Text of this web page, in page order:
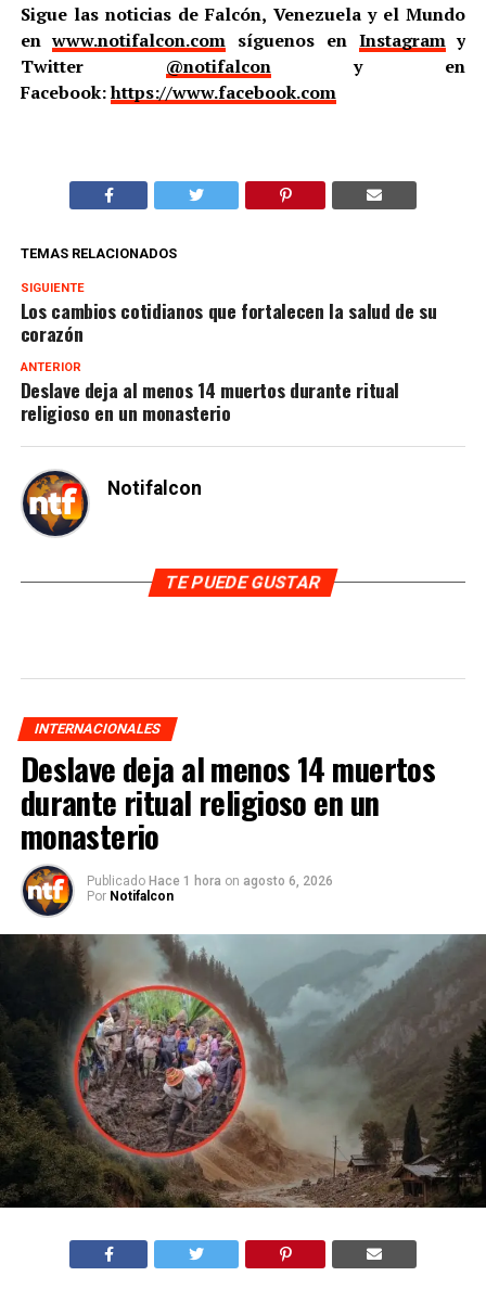
Sigue las noticias de Falcón, Venezuela y el Mundo
enwww.notifalcon.com síguenos en Instagramy
Twitter @notifalcony en
Facebook:https://www.facebook.com
TEMAS RELACIONADOS
SIGUIENTE
Los cambios cotidianos que fortalecen la salud de su
corazón
ANTERIOR
Deslave deja al menos 14 muertos durante ritual
religioso en un monasterio
Notifalcon
TE PUEDE GUSTAR
INTERNACIONALES
Deslave deja al menos 14 muertos
durante ritual religioso en un
monasterio
Publicado Hace 1 hora on agosto 6, 2026
Por Notifalcon